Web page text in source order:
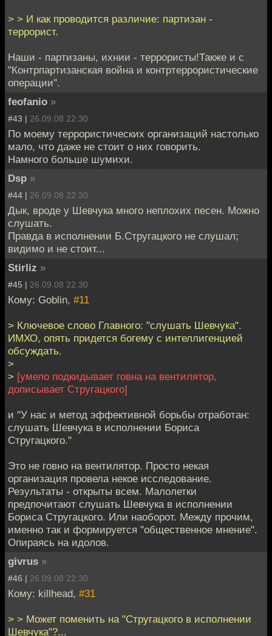
> > И как проводится различие: партизан -
террорист.
Наши - партизаны, ихнии - террористы!Также и с
"Контрпартизанская война и контртеррористические
операции".
feofanio »
#43 | 26.09.08 22:30
По моему террористических организаций настолько
мало, что даже не стоит о них говорить.
Намного больше шумихи.
Dsp »
#44 | 26.09.08 22:30
Дык, вроде у Шевчука много неплохих песен. Можно
слушать.
Правда в исполнении Б.Стругацкого не слушал;
видимо и не стоит...
Stirliz »
#45 | 26.09.08 22:30
Кому: Goblin, #11
> Ключевое слово Главного: "слушать Шевчука".
ИМХО, опять придется богему с интеллигенцией
обсуждать.
>
> [умело подкидывает говна на вентилятор,
дописывает Стругацкого]
и "У нас и метод эффективной борьбы отработан:
слушать Шевчука в исполнении Бориса
Стругацкого."
Это не говно на вентилятор. Просто некая
организация провела некое исследование.
Результаты - открыты всем. Малолетки
предпочитают слушать Шевчука в исполнении
Бориса Стругацкого. Или наоборот. Между прочим,
именно так и формируется "общественное мнение".
Опираясь на идолов.
givrus »
#46 | 26.09.08 22:30
Кому: killhead, #31
> > Может поменить на "Стругацкого в исполнении
Шевчука"?...